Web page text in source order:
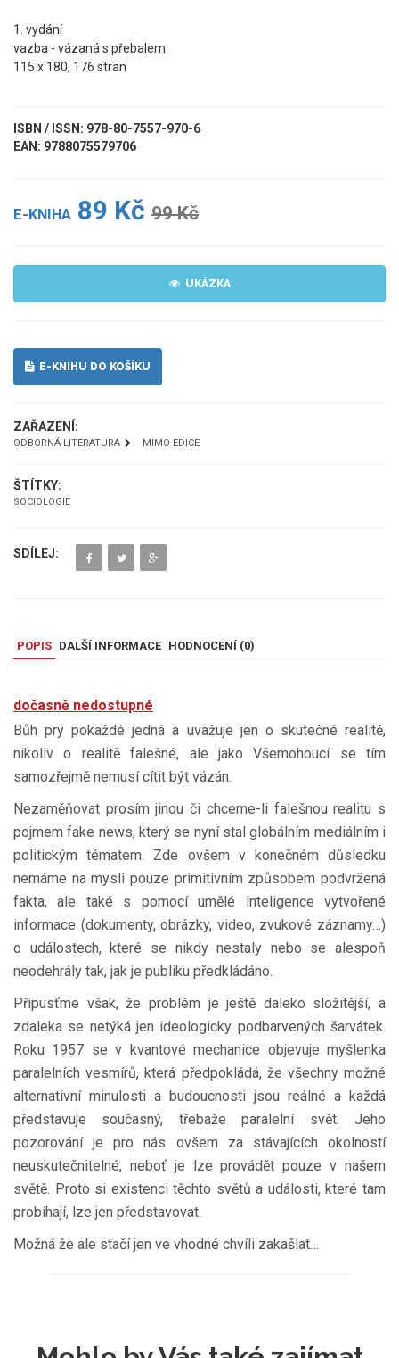
1. vydání
vazba - vázaná s přebalem
115 x 180, 176 stran
ISBN / ISSN: 978-80-7557-970-6
EAN: 9788075579706
E-KNIHA 89 Kč 99 Kč
UKÁZKA
E-KNIHU DO KOŠÍKU
ZAŘAZENÍ:
ODBORNÁ LITERATURA MIMO EDICE
ŠTÍTKY:
SOCIOLOGIE
SDÍLEJ:
POPIS DALŠÍ INFORMACE HODNOCENÍ (0)
dočasně nedostupné
Bůh prý pokaždé jedná a uvažuje jen o skutečné realitě,
nikoliv o realitě falešné, ale jako Všemohoucí se tím
samozřejmě nemusí cítit být vázán.
Nezaměňovat prosím jinou či chceme-li falešnou realitu s
pojmem fake news, který se nyní stal globálním mediálním i
politickým tématem. Zde ovšem v konečném důsledku
nemáme na mysli pouze primitivním způsobem podvržená
fakta, ale také s pomocí umělé inteligence vytvořené
informace (dokumenty, obrázky, video, zvukové záznamy…)
o událostech, které se nikdy nestaly nebo se alespoň
neodehrály tak, jak je publiku předkládáno.
Připusťme však, že problém je ještě daleko složitější, a
zdaleka se netýká jen ideologicky podbarvených šarvátek.
Roku 1957 se v kvantové mechanice objevuje myšlenka
paralelních vesmírů, která předpokládá, že všechny možné
alternativní minulosti a budoucnosti jsou reálné a každá
představuje současný, třebaže paralelní svět. Jeho
pozorování je pro nás ovšem za stávajících okolností
neuskutečnitelné, neboť je lze provádět pouze v našem
světě. Proto si existenci těchto světů a události, které tam
probíhají, lze jen představovat.
Možná že ale stačí jen ve vhodné chvíli zakašlat…